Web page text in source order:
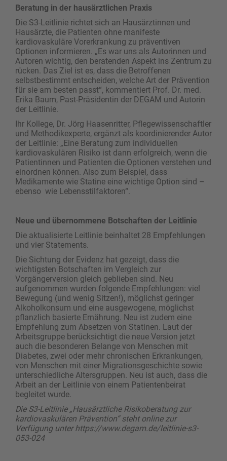
Beratung in der hausärztlichen Praxis
Die S3-Leitlinie richtet sich an Hausärztinnen und
Hausärzte, die Patienten ohne manifeste
kardiovaskuläre Vorerkrankung zu präventiven
Optionen informieren. „Es war uns als Autorinnen und
Autoren wichtig, den beratenden Aspekt ins Zentrum zu
rücken. Das Ziel ist es, dass die Betroffenen
selbstbestimmt entscheiden, welche Art der Prävention
für sie am besten passt“, kommentiert Prof. Dr. med.
Erika Baum, Past-Präsidentin der DEGAM und Autorin
der Leitlinie.
Ihr Kollege, Dr. Jörg Haasenritter, Pflegewissenschaftler
und Methodikexperte, ergänzt als koordinierender Autor
der Leitlinie: „Eine Beratung zum individuellen
kardiovaskulären Risiko ist dann erfolgreich, wenn die
Patientinnen und Patienten die Optionen verstehen und
einordnen können. Also zum Beispiel, dass
Medikamente wie Statine eine wichtige Option sind –
ebenso wie Lebensstilfaktoren“.
Neue und übernommene Botschaften der Leitlinie
Die aktualisierte Leitlinie beinhaltet 28 Empfehlungen
und vier Statements.
Die Sichtung der Evidenz hat gezeigt, dass die
wichtigsten Botschaften im Vergleich zur
Vorgängerversion gleich geblieben sind. Neu
aufgenommen wurden folgende Empfehlungen: viel
Bewegung (und wenig Sitzen!), möglichst geringer
Alkoholkonsum und eine ausgewogene, möglichst
pflanzlich basierte Ernährung. Neu ist zudem eine
Empfehlung zum Absetzen von Statinen. Laut der
Arbeitsgruppe berücksichtigt die neue Version jetzt
auch die besonderen Belange von Menschen mit
Diabetes, zwei oder mehr chronischen Erkrankungen,
von Menschen mit einer Migrationsgeschichte sowie
unterschiedliche Altersgruppen. Neu ist auch, dass die
Arbeit an der Leitlinie von einem Patientenbeirat
begleitet wurde.
Die S3-Leitlinie „Hausärztliche Risikoberatung zur
kardiovaskulären Prävention“ steht online zur
Verfügung unter https://www.degam.de/leitlinie-s3-
053-024